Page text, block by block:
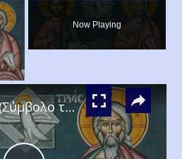
Now Playing
Το Πιστεύω (Σύμβολο της Πίστεως) από τον Άγιο Πορφύριο